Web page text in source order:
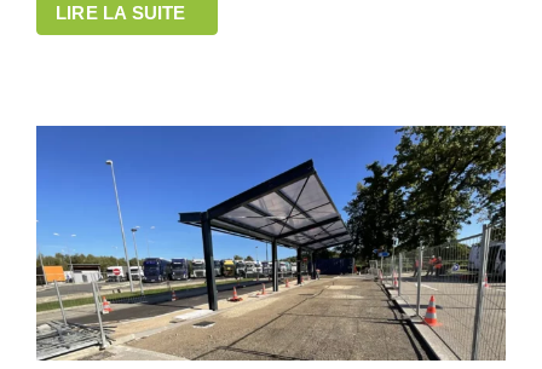
LIRE LA SUITE